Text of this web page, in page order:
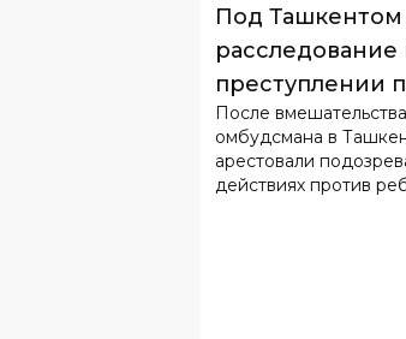
Под Ташкентом
расследование
преступлении
После
омбудсмана в
арестовали
действиях против